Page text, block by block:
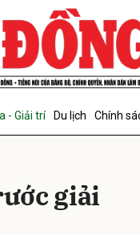
- Giải trí Du lịch Chính
giải